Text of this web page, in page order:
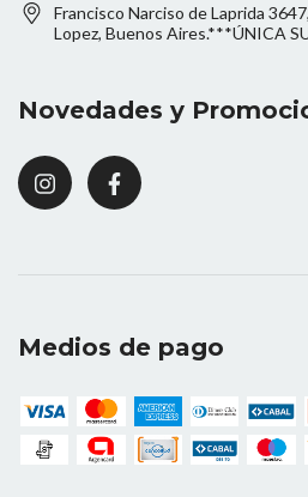
Francisco Narciso de Laprida
Lopez, Buenos Aires.***ÚNICA
Novedades y
Medios de pago